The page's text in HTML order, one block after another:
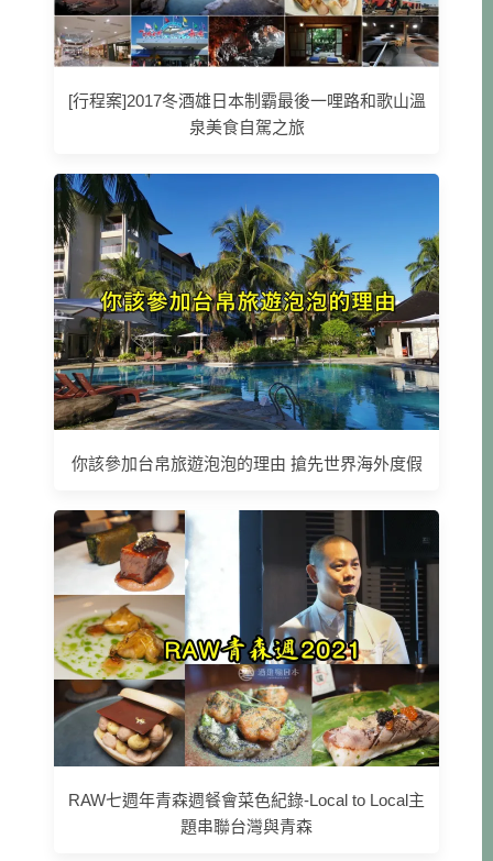
[行程案]2017冬酒雄日本制霸最後一哩路和歌山溫
泉美食自駕之旅
你該參加台帛旅遊泡泡的理由 搶先世界海外度假
RAW七週年青森週餐會菜色紀錄-Local to Local主
題串聯台灣與青森